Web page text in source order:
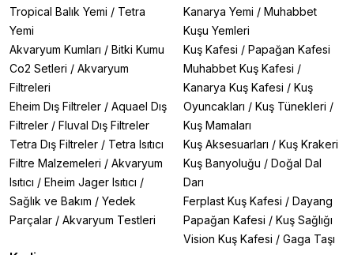
Tropical Balık Yemi / Tetra
Yemi
Akvaryum Kumları / Bitki Kumu
Co2 Setleri / Akvaryum
Filtreleri
Eheim Dış Filtreler / Aquael Dış
Filtreler / Fluval Dış Filtreler
Tetra Dış Filtreler / Tetra Isıtıcı
Filtre Malzemeleri / Akvaryum
Isıtıcı / Eheim Jager Isıtıcı /
Sağlık ve Bakım / Yedek
Parçalar / Akvaryum Testleri
Kanarya Yemi / Muhabbet
Kuşu Yemleri
Kuş Kafesi / Papağan Kafesi
Muhabbet Kuş Kafesi /
Kanarya Kuş Kafesi / Kuş
Oyuncakları / Kuş Tünekleri /
Kuş Mamaları
Kuş Aksesuarları / Kuş Krakeri
Kuş Banyoluğu / Doğal Dal
Darı
Ferplast Kuş Kafesi / Dayang
Papağan Kafesi / Kuş Sağlığı
Vision Kuş Kafesi / Gaga Taşı